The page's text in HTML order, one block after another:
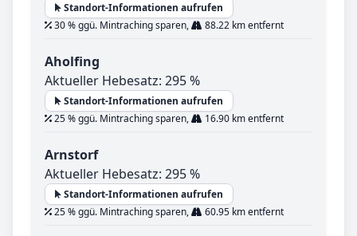
Standort-Informationen aufrufen
30 % ggü. Mintraching sparen,
88.22 km entfernt
Aholfing
Aktueller Hebesatz: 295 %
Standort-Informationen aufrufen
25 % ggü. Mintraching sparen,
16.90 km entfernt
Arnstorf
Aktueller Hebesatz: 295 %
Standort-Informationen aufrufen
25 % ggü. Mintraching sparen,
60.95 km entfernt